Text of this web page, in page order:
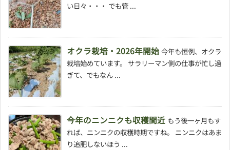
い日々・・・ でも管 ...
オクラ栽培・2026年開始 今年も恒例、オクラ
栽培始めています。 サラリーマン側の仕事が忙し過
ぎて、でもなん ...
今年のニンニクも収穫間近 もう後一ヶ月もす
れば、ニンニクの収穫時期ですね。 ニンニクはあま
り追肥しないほう ...